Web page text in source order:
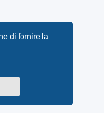
di fornire la